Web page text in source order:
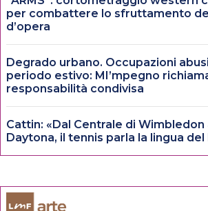
per combattere lo sfruttamento
d’opera
Degrado urbano. Occupazioni
periodo estivo: MI’mpegno
responsabilità condivisa
Cattin: «Dal Centrale di
Daytona, il tennis parla la lingua del